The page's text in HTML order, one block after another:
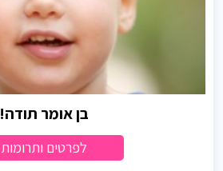
בן אומר תודה!
לפרטים ותרומות